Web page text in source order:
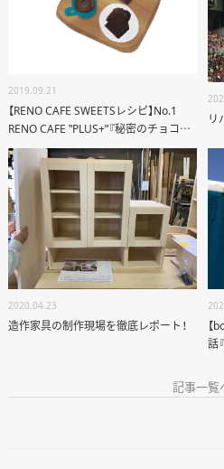
EVENT
WORKS
ABOUT
STAFF
2019.09.21
【RENO CAFE SWEETSレシピ】No.1
RENO CAFE ‟PLUS+”『秘密のチョコケ
ーキ』
リ
2020.04.23
造作家具の制作現場を徹底レポート！
【
話
記事一覧